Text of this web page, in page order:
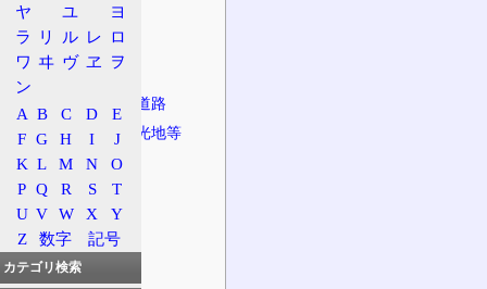
花火大会渋滞
阪東橋付近
特徴
接続する主な道路
沿道施設、観光地等
PA
主な橋
主なトンネル
主な峠
併走する鉄道
ヤ
ユ
ヨ
ラ
リ ル レ ロ
ワ ヰ ヴ ヱ
ヲ
ン
A B C D
E
F G H I
J
K L M N
O
P Q R S
T
U V W X
Y
Z
数字 記号
カテゴリ検索